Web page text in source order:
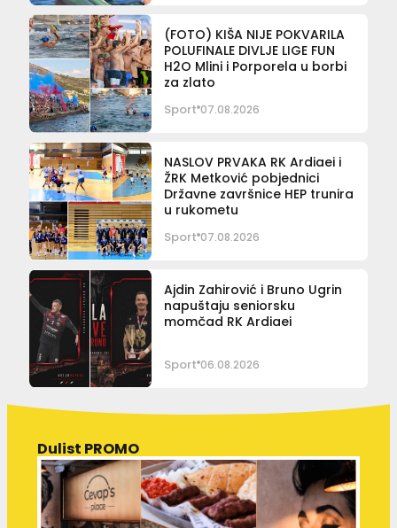
(FOTO) KIŠA NIJE POKVARILA
POLUFINALE DIVLJE LIGE FUN
H2O Mlini i Porporela u borbi
za zlato
Sport 07.08.2026
NASLOV PRVAKA RK Ardiaei i
ŽRK Metković pobjednici
Državne završnice HEP trunira
u rukometu
Sport 07.08.2026
Ajdin Zahirović i Bruno Ugrin
napuštaju seniorsku
momčad RK Ardiaei
Sport 06.08.2026
Dulist PROMO